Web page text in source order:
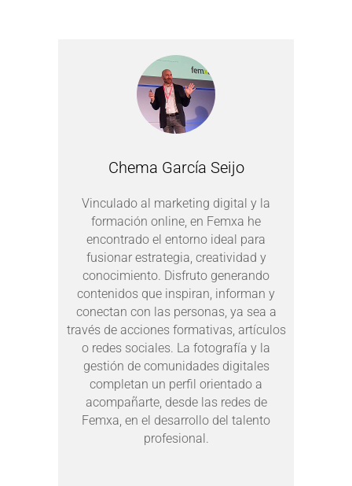
Chema García Seijo
Vinculado al marketing digital y la
formación online, en Femxa he
encontrado el entorno ideal para
fusionar estrategia, creatividad y
conocimiento. Disfruto generando
contenidos que inspiran, informan y
conectan con las personas, ya sea a
través de acciones formativas, artículos
o redes sociales. La fotografía y la
gestión de comunidades digitales
completan un perfil orientado a
acompañarte, desde las redes de
Femxa, en el desarrollo del talento
profesional.